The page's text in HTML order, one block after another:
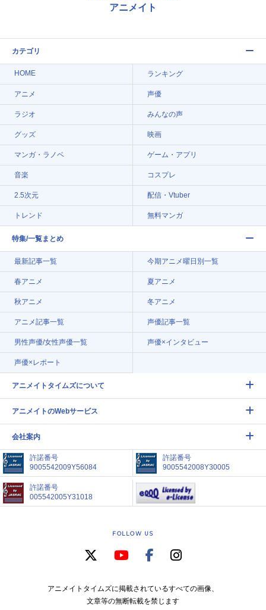
アニメイト
カテゴリ
HOME ランキング
アニメ 声優
ラジオ みんなの声
グッズ 映画
マンガ・ラノベ ゲーム・アプリ
音楽 コスプレ
2.5次元 配信・Vtuber
トレンド 無料マンガ
特集/一覧まとめ
最新記事一覧 今期アニメ曜日別一覧
春アニメ 夏アニメ
秋アニメ 冬アニメ
アニメ記事一覧 声優記事一覧
男性声優/女性声優一覧 声優×インタビュー
声優×レポート
アニメイトタイムズについて
アニメイトのWebサービス
会社案内
許諾番号
9005542009Y56084
許諾番号
9005542008Y30005
許諾番号
005542005Y31018
FOLLOW US
アニメイトタイムズに掲載されているすべての画像、
文章等の無断転載を禁じます